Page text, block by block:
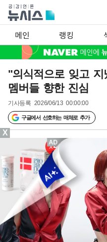
메인 랭킹
"의식적으로 잊고
멤버들 향한 진심
기사등록 2026/06/13 00:00:00
구글에서 선호하는 매체로 추가
X